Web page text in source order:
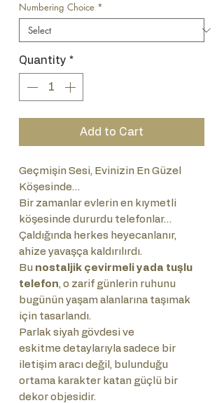
Numbering Choice *
Quantity *
Add to Cart
Geçmişin Sesi, Evinizin En Güzel
Köşesinde…
Bir zamanlar evlerin en kıymetli
köşesinde dururdu telefonlar…
Çaldığında herkes heyecanlanır,
ahize yavaşça kaldırılırdı.
Bu nostaljik çevirmeli yada tuşlu
telefon, o zarif günlerin ruhunu
bugünün yaşam alanlarına taşımak
için tasarlandı.
Parlak siyah gövdesi ve
eskitme detaylarıyla sadece bir
iletişim aracı değil, bulunduğu
ortama karakter katan güçlü bir
dekor objesidir.